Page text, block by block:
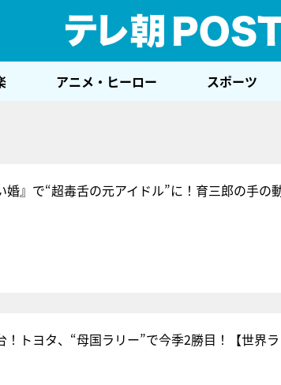
アニメ・ヒーロー スポーツ
婚』で“超毒舌の元アイドル”に！育三郎の手の
トヨタ、“母国ラリー”で今季2勝目！【世界ラ